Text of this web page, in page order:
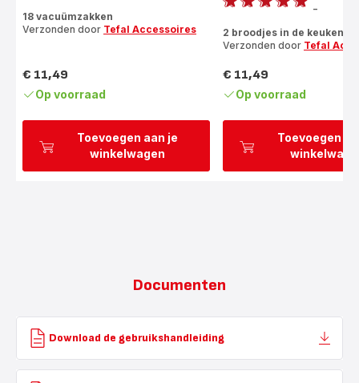
Toevoegen aan je
winkelwagen
met
(gemiddeld)
18 vacuümzakken
Verzonden door Tefal Accessoires
Prijs
€ 11,49
Op voorraad
Toevoegen
-
2 broodjes in de keuken
Verzonden door Tefal
Prijs
€ 11,49
Op voorraad
Documenten
Download de gebruikshandleiding